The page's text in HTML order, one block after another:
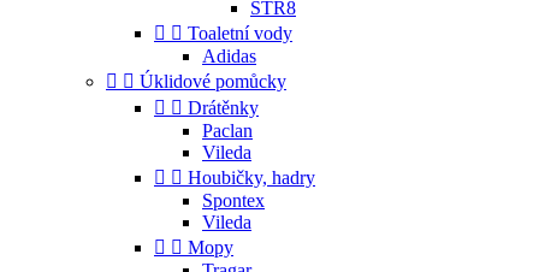
STR8
  Toaletní vody
Adidas
  Úklidové pomůcky
  Drátěnky
Paclan
Vileda
  Houbičky, hadry
Spontex
Vileda
  Mopy